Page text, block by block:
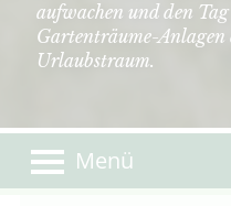
aufwachen und den
Gartenträume-Anlagen
Urlaubstraum.
Menü